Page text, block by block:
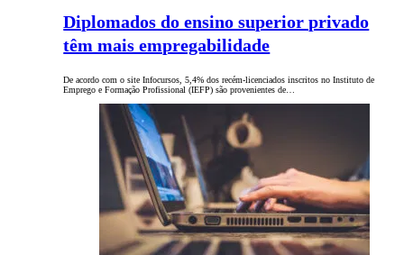
Diplomados do ensino superior privado
têm mais empregabilidade
De acordo com o site Infocursos, 5,4% dos recém-licenciados inscritos no Instituto de
Emprego e Formação Profissional (IEFP) são provenientes de…